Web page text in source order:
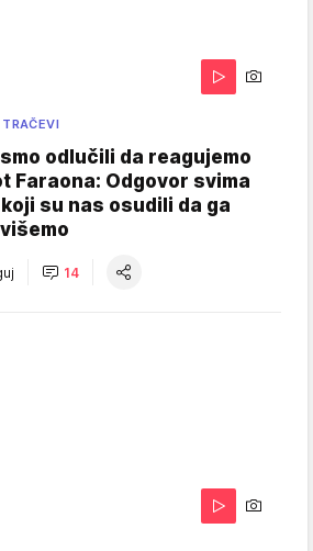
odlučili da reagujemo
Faraona: Odgovor svima
su nas osudili da ga
14